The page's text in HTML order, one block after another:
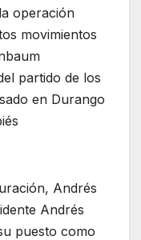
operación
movimientos
partido de los
en Durango
Andrés
Andrés
puesto como